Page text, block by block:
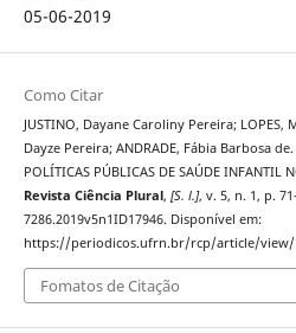
05-06-2019
Como Citar
JUSTINO, Dayane Caroliny Pereira; LOPES,
Dayze Pereira; ANDRADE, Fábia Barbosa
POLÍTICAS PÚBLICAS DE SAÚDE INFANTIL
Revista Ciência Plural, [S. l.], v. 5, n. 1, p.
7286.2019v5n1ID17946. Disponível em:
https://periodicos.ufrn.br/rcp/article/view/
Fomatos de Citação